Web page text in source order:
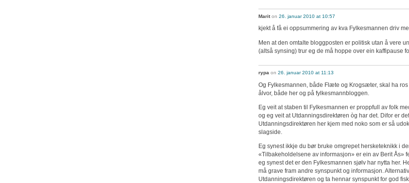
Mariton 26. januar 2010 at 10:57
kjekt å få ei oppsummering av kva Fylkesmannen driv
Men at den omtalte bloggposten er politisk utan å vere
(altså synsing) trur eg de må hoppe over ein kaffipause
rypa on 26. januar 2010 at 11:13
Og Fylkesmannen, både Flæte og Krogsæter, skal ha ros
ålvor, både her og på fylkesmannbloggen.
Eg veit at staben til Fylkesmannen er proppfull av folk
og eg veit at Utdanningsdirektøren òg har det. Difor er
Utdanningsdirektøren her kjem med noko som er så
slagside.
Eg synest ikkje du bør bruke omgrepet hersketeknikk i
«Tilbakeholdelsene av informasjon» er ein av Berit Ås»
eg synest det er den Fylkesmannen sjølv har nytta her.
må grave fram andre synspunkt og informasjon.
Utdanningsdirektøren og ta hennar synspunkt for god